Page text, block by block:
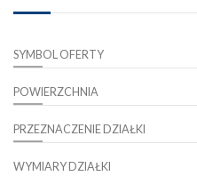
SYMBOL OFERTY
POWIERZCHNIA
PRZEZNACZENIE DZIAŁKI
WYMIARY DZIAŁKI